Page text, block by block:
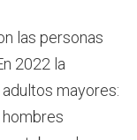
las personas
2022 la
mayores: